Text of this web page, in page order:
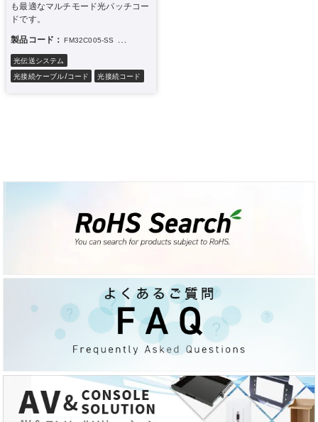
も最適なマルチモード光パッチコー
ドです。
製品コード： FM32C005-SS
光伝送システム
光接続ケーブル/コード
光接続コード